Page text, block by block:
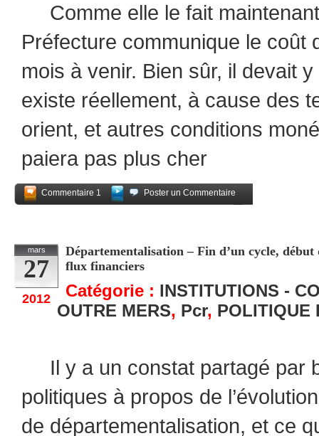
Comme elle le fait
Préfecture communique le coût
mois à venir. Bien sûr, il devait
existe réellement, à cause des
orient, et autres conditions
paiera pas plus cher
Commentaire 1
Poster un Commentaire
mars
27
2012
Départementalisation – Fin d’un cycle,
flux financiers
Catégorie : INSTITUTIONS -
OUTRE MERS, Pcr, POLITIQUE
Il y a un constat partagé par
politiques à propos de
de départementalisation, et ce